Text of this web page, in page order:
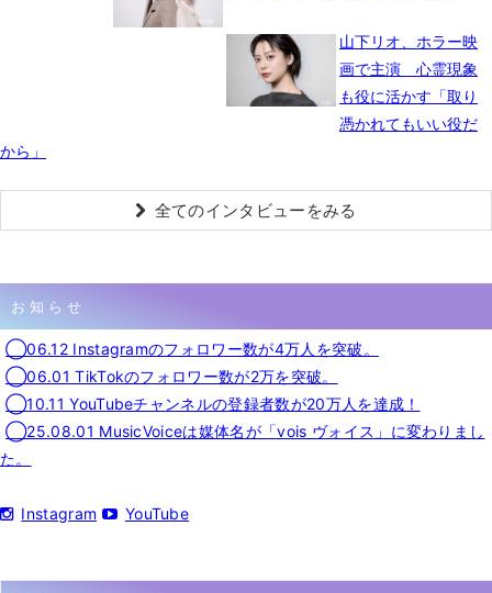
山下リオ、ホラー映
画で主演 心霊現象
も役に活かす「取り
憑かれてもいい役だ
から」
全てのインタビューをみる
お知らせ
◯06.12 Instagramのフォロワー数が4万人を突破。
◯06.01 TikTokのフォロワー数が2万を突破。
◯10.11 YouTubeチャンネルの登録者数が20万人を達成！
◯25.08.01 MusicVoiceは媒体名が「vois ヴォイス」に変わりまし
た。
Instagram YouTube